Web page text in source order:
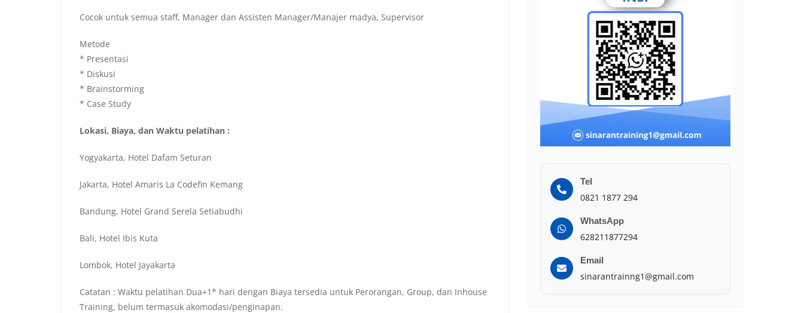
Cocok untuk semua staff, Manager dan Assisten Manager/Manajer madya, Supervisor
Metode
* Presentasi
* Diskusi
* Brainstorming
* Case Study
Lokasi, Biaya, dan Waktu pelatihan :
Yogyakarta, Hotel Dafam Seturan
Jakarta, Hotel Amaris La Codefin Kemang
Bandung, Hotel Grand Serela Setiabudhi
Bali, Hotel Ibis Kuta
Lombok, Hotel Jayakarta
Catatan : Waktu pelatihan Dua+1* hari dengan Biaya tersedia untuk Perorangan, Group, dan Inhouse
Training, belum termasuk akomodasi/penginapan.
Tel
0821 1877 294
WhatsApp
628211877294
Email
sinarantrainng1@gmail.com